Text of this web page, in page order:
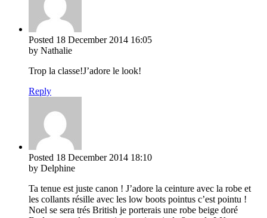
Posted 18 December 2014 16:05
by Nathalie
Trop la classe!J’adore le look!
Reply
Posted 18 December 2014 18:10
by Delphine
Ta tenue est juste canon ! J’adore la ceinture avec la robe et
les collants résille avec les low boots pointus c’est pointu !
Noel se sera trés British je porterais une robe beige doré